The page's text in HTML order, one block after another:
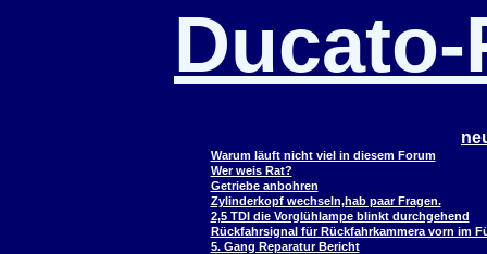
Warum läuft nicht viel in diesem Forum
Wer weis Rat?
Getriebe anbohren
Zylinderkopf wechseln,hab paar Fragen.
2,5 TDI die Vorglühlampe blinkt durchgehend
Rückfahrsignal für Rückfahrkammera vorn im
5. Gang Reparatur Bericht